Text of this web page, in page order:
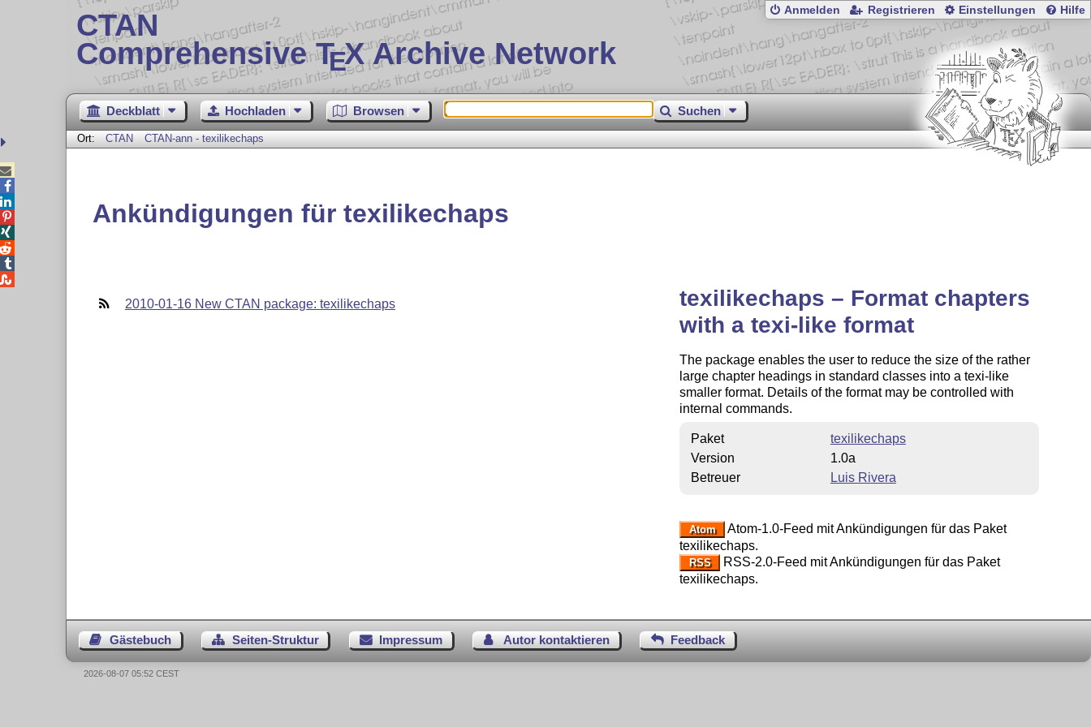
CTAN
Comprehensive TEX Archive Network
Anmelden Registrieren Einstellungen Hilfe
Deckblatt Hochladen Browsen Suchen
Ort: CTAN CTAN-ann - texilikechaps
Ankündigungen für texilikechaps
2010-01-16 New CTAN package: texilikechaps
texilikechaps – Format chapters
with a texi-like format
The package enables the user to reduce the size of the rather
large chapter headings in standard classes into a texi-like
smaller format. Details of the format may be controlled with
internal commands.
Paket
texilikechaps
Version
1.0a
Betreuer
Luis Rivera
Atom
Atom-1.0-Feed mit Ankündigungen für das Paket
texilikechaps.
RSS
RSS-2.0-Feed mit Ankündigungen für das Paket
texilikechaps.
Gästebuch Seiten-Struktur Impressum Autor kontaktieren Feedback





2026-08-07 05:52 CEST